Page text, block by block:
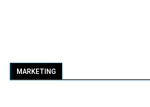
MARKETING